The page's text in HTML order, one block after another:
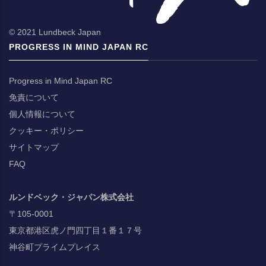
© 2021 Lundbeck Japan
PROGRESS IN MIND JAPAN RC
Progress in Mind Japan RC
免責について
個人情報について
クッキー・ポリシー
サイトマップ
FAQ
ルンドベック・ジャパン株式会社
〒105-0001
東京都港区虎ノ門四丁目１番１７号
神谷町プライムプレイス